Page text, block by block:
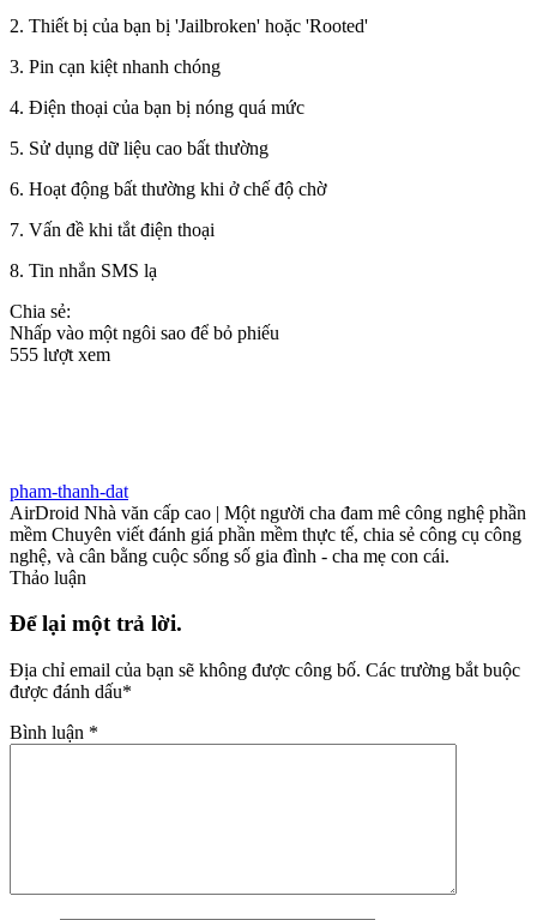
2. Thiết bị của bạn bị 'Jailbroken' hoặc 'Rooted'
3. Pin cạn kiệt nhanh chóng
4. Điện thoại của bạn bị nóng quá mức
5. Sử dụng dữ liệu cao bất thường
6. Hoạt động bất thường khi ở chế độ chờ
7. Vấn đề khi tắt điện thoại
8. Tin nhắn SMS lạ
Chia sẻ:
Nhấp vào một ngôi sao để bỏ phiếu
555 lượt xem
pham-thanh-dat
AirDroid Nhà văn cấp cao | Một người cha đam mê công nghệ phần
mềm Chuyên viết đánh giá phần mềm thực tế, chia sẻ công cụ công
nghệ, và cân bằng cuộc sống số gia đình - cha mẹ con cái.
Thảo luận
Để lại một trả lời.
Địa chỉ email của bạn sẽ không được công bố. Các trường bắt buộc
được đánh dấu*
Bình luận *